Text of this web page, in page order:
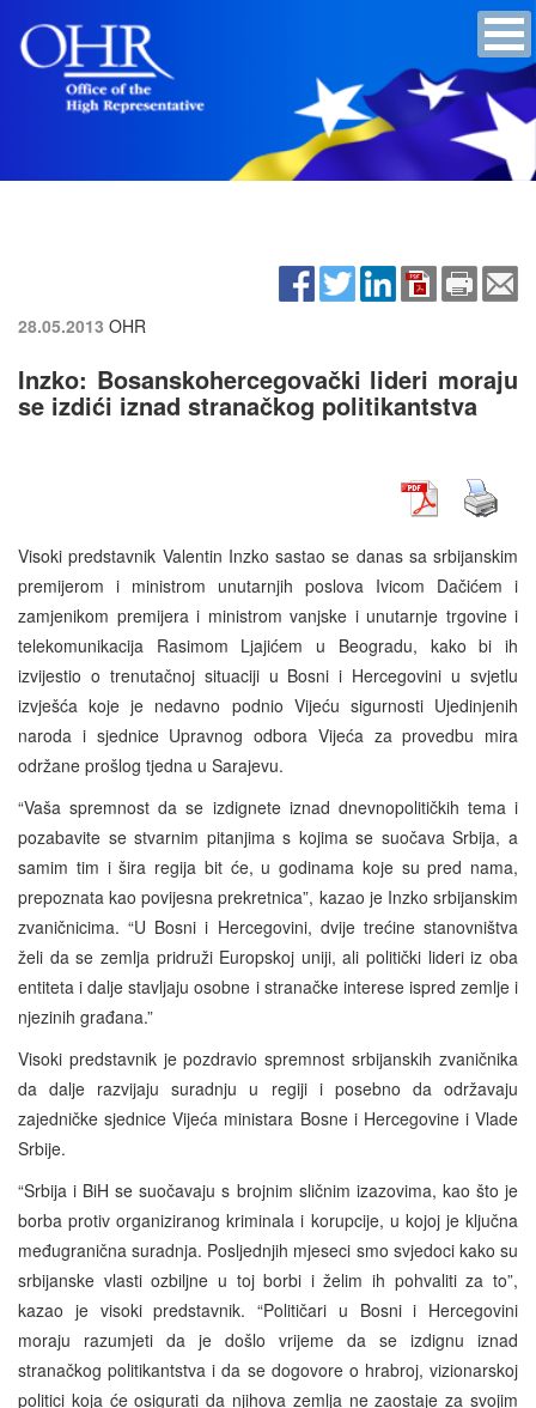
28.05.2013 OHR
Inzko: Bosanskohercegovački lideri moraju
se izdići iznad stranačkog politikantstva
Visoki predstavnik Valentin Inzko sastao se danas sa srbijanskim
premijerom i ministrom unutarnjih poslova Ivicom Dačićem i
zamjenikom premijera i ministrom vanjske i unutarnje trgovine i
telekomunikacija Rasimom Ljajićem u Beogradu, kako bi ih
izvijestio o trenutačnoj situaciji u Bosni i Hercegovini u svjetlu
izvješća koje je nedavno podnio Vijeću sigurnosti Ujedinjenih
naroda i sjednice Upravnog odbora Vijeća za provedbu mira
održane prošlog tjedna u Sarajevu.
“Vaša spremnost da se izdignete iznad dnevnopolitičkih tema i
pozabavite se stvarnim pitanjima s kojima se suočava Srbija, a
samim tim i šira regija bit će, u godinama koje su pred nama,
prepoznata kao povijesna prekretnica”, kazao je Inzko srbijanskim
zvaničnicima. “U Bosni i Hercegovini, dvije trećine stanovništva
želi da se zemlja pridruži Europskoj uniji, ali politički lideri iz oba
entiteta i dalje stavljaju osobne i stranačke interese ispred zemlje i
njezinih građana.”
Visoki predstavnik je pozdravio spremnost srbijanskih zvaničnika
da dalje razvijaju suradnju u regiji i posebno da održavaju
zajedničke sjednice Vijeća ministara Bosne i Hercegovine i Vlade
Srbije.
“Srbija i BiH se suočavaju s brojnim sličnim izazovima, kao što je
borba protiv organiziranog kriminala i korupcije, u kojoj je ključna
međugranična suradnja. Posljednjih mjeseci smo svjedoci kako su
srbijanske vlasti ozbiljne u toj borbi i želim ih pohvaliti za to”,
kazao je visoki predstavnik. “Političari u Bosni i Hercegovini
moraju razumjeti da je došlo vrijeme da se izdignu iznad
stranačkog politikantstva i da se dogovore o hrabroj, vizionarskoj
politici koja će osigurati da njihova zemlja ne zaostaje za svojim